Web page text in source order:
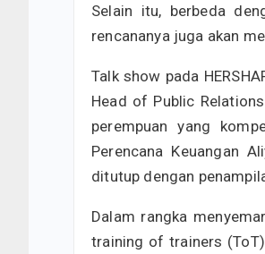
Selain itu, berbeda
rencananya juga akan
Talk show pada
Head of Public
perempuan yang
Perencana Keuangan
ditutup dengan
Dalam rangka
training of trainers